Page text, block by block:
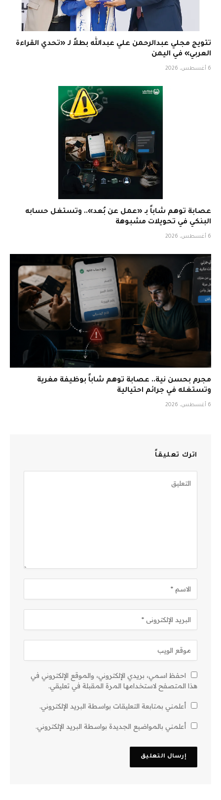
تتويج مجلي عبدالرحمن علي عبدالله بطلاً لـ «تحدي القراءة
العربي» في اليمن
6 أغسطس، 2026
عصابة توهم شاباً بـ «عمل عن بُعد».. وتستغل حسابه
البنكي في تحويلات مشبوهة
6 أغسطس، 2026
مجرم بحسن نية.. عصابة توهم شاباً بوظيفة مغرية
وتستغله في جرائم احتيالية
6 أغسطس، 2026
اترك تعليقاً
احفظ اسمي، بريدي الإلكتروني، والموقع الإلكتروني في
هذا المتصفح لاستخدامها المرة المقبلة في تعليقي.
أعلمني بمتابعة التعليقات بواسطة البريد الإلكتروني.
أعلمني بالمواضيع الجديدة بواسطة البريد الإلكتروني.